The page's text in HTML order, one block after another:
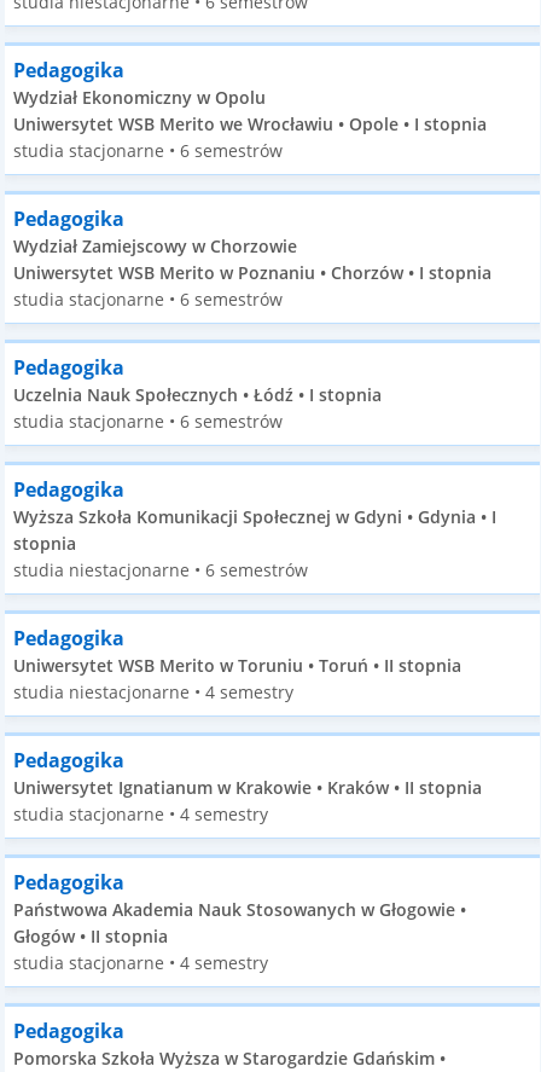
Pedagogika
Wydział Ekonomiczny w Opolu
Uniwersytet WSB Merito we Wrocławiu • Opole • I stopnia
studia stacjonarne • 6 semestrów
Pedagogika
Wydział Zamiejscowy w Chorzowie
Uniwersytet WSB Merito w Poznaniu • Chorzów • I stopnia
studia stacjonarne • 6 semestrów
Pedagogika
Uczelnia Nauk Społecznych • Łódź • I stopnia
studia stacjonarne • 6 semestrów
Pedagogika
Wyższa Szkoła Komunikacji Społecznej w Gdyni • Gdynia • I
stopnia
studia niestacjonarne • 6 semestrów
Pedagogika
Uniwersytet WSB Merito w Toruniu • Toruń • II stopnia
studia niestacjonarne • 4 semestry
Pedagogika
Uniwersytet Ignatianum w Krakowie • Kraków • II stopnia
studia stacjonarne • 4 semestry
Pedagogika
Państwowa Akademia Nauk Stosowanych w Głogowie •
Głogów • II stopnia
studia stacjonarne • 4 semestry
Pedagogika
Pomorska Szkoła Wyższa w Starogardzie Gdańskim •